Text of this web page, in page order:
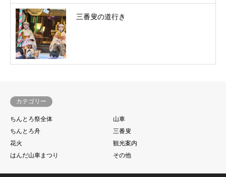
三番叟の道行き
カテゴリー
ちんとろ祭全体
山車
ちんとろ舟
三番叟
花火
観光案内
はんだ山車まつり
その他